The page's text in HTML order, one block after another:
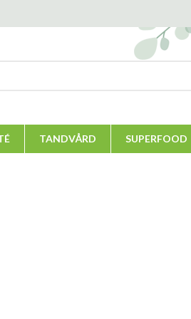
TANDVÅRD SUPERFOOD